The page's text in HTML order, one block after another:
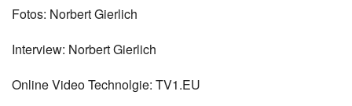
Fotos: Norbert Gierlich
Interview: Norbert Gierlich
Online Video Technolgie: TV1.EU